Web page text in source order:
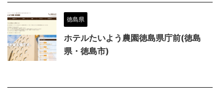
徳島県
ホテルたいよう農園徳島県庁前(徳島
県・徳島市)